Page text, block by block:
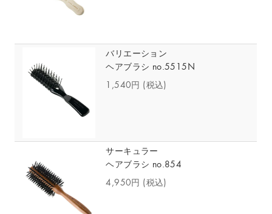
バリエーション
ヘアブラシ no.5515N
1,540円 (税込)
サーキュラー
ヘアブラシ no.854
4,950円 (税込)